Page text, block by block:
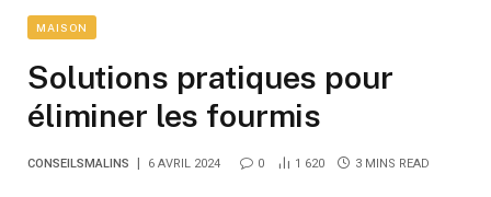
MAISON
Solutions pratiques pour
éliminer les fourmis
CONSEILSMALINS 6 AVRIL 2024 0 1 620 3 MINS READ